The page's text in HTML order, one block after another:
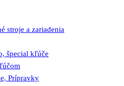
stroje a zariadenia
špecial kľúče
Prípravky